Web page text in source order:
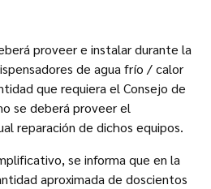
proveer e instalar durante la
de agua frío / calor
que requiera el Consejo de
se deberá proveer el
reparación de dichos equipos.
se informa que en la
aproximada de doscientos